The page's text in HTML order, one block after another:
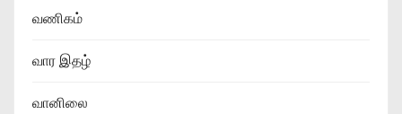
வணிகம்
வார இதழ்
வானிலை